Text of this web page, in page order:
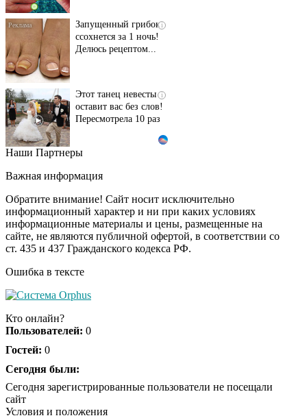
ссохнется за 1 ночь!
Делюсь рецептом...
оставит вас без слов!
Пересмотрела 10 раз
Ролик длится пару
шоке от увиденного
i
Ролик из Омска: вы
будете смеяться долго
Ржу не переставая, это
Скрытая камера на
люди вытворяют, когда
Наши Партнеры
Важная информация
Обратите внимание! Сайт носит исключительно
информационный характер и ни при каких условиях
информационные материалы и цены, размещенные на
сайте, не являются публичной офертой, в соответствии со
ст. 435 и 437 Гражданского кодекса РФ.
Ошибка в тексте
Кто онлайн?
Пользователей: 0
Гостей: 0
Сегодня были:
Сегодня зарегистрированные пользователи не посещали
сайт
Условия и положения